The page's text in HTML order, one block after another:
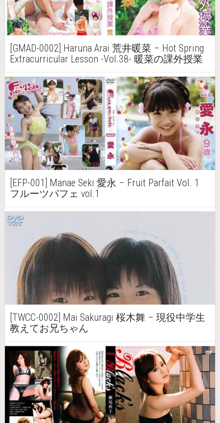
[GMAD-0002] Haruna Arai 荒井暖菜 – Hot Spring
Extracurricular Lesson -Vol.38- 暖菜の課外授業
[EFP-001] Manae Seki 愛永 – Fruit Parfait Vol. 1
フルーツパフェ vol.1
[TWCC-0002] Mai Sakuragi 桜木舞 – 現役中学生
教えてお兄ちゃん